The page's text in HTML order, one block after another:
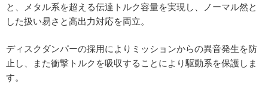
と、メタル系を超える伝達トルク容量を実現し、ノーマル然と
した扱い易さと高出力対応を両立。
ディスクダンパーの採用によりミッションからの異音発生を防
止し、また衝撃トルクを吸収することにより駆動系を保護しま
す。